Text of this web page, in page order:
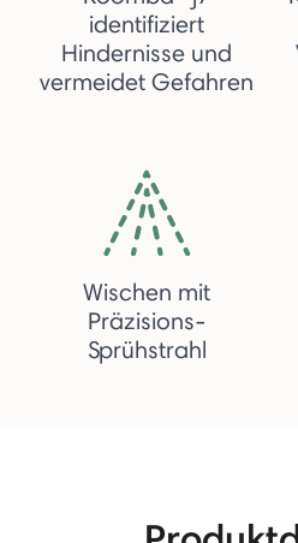
identifiziert
Hindernisse und
vermeidet Gefahren
Wischen mit
Präzisions-
Sprühstrahl